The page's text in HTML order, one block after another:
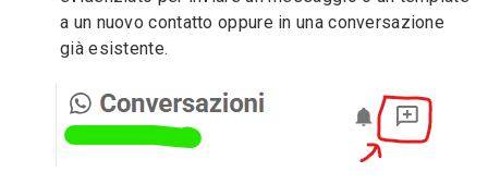
a un nuovo contatto oppure in una conversazione
già esistente.